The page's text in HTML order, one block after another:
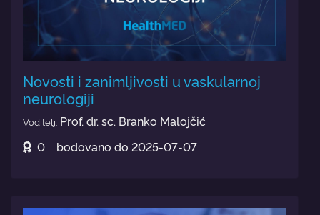
Novosti i zanimljivosti u vaskularnoj
neurologiji
Voditelj: Prof. dr. sc. Branko Malojčić
0
bodovano do 2025-07-07